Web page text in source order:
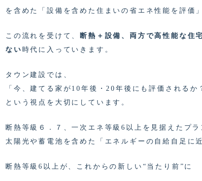
を含めた「設備を含めた住まいの省エネ性能を評価
この流れを受けて、
断熱＋設備、両方で高性能な住
ない 時代に入っていきます。
タウン建設では、
「今、建てる家が10年後・20年後にも評価されるか
という視点を大切にしています。
断熱等級６．７、一次エネ等級6以上を見据えたプラ
太陽光や蓄電池を含めた「エネルギーの自給自足に
断熱等級6以上が、これからの新しい“当たり前”に